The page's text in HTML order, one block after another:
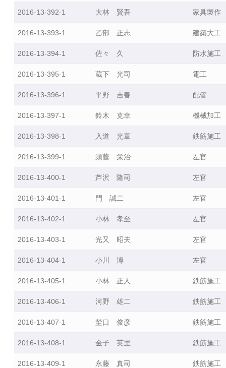
テ
ッ
マ
タ
定
況
も
づ
く
マ
ス
等
派
事
業
若
2016-13-392-1 大林 賢吾 家具製作
2016-13-393-1 乙部 正志 建築大工
2016-13-394-1 佐々 久 防水施工
2016-13-395-1 蔵下 光司 電工
2016-13-396-1 平野 吉春 配管
2016-13-397-1 鈴木 克幸 機械加工
2016-13-398-1 入道 光章 鉄筋施工
2016-13-399-1 須藤 栄治 左官
2016-13-400-1 芦沢 隆司 左官
2016-13-401-1 門 誠二 左官
2016-13-402-1 小林 孝至 左官
2016-13-403-1 光又 昭夫 左官
2016-13-404-1 小川 博 左官
2016-13-405-1 小林 正人 鉄筋施工
2016-13-406-1 河野 雄二 鉄筋施工
2016-13-407-1 埜口 俊彦 鉄筋施工
2016-13-408-1 金子 英里 鉄筋施工
2016-13-409-1 永藤 真司 鉄筋施工